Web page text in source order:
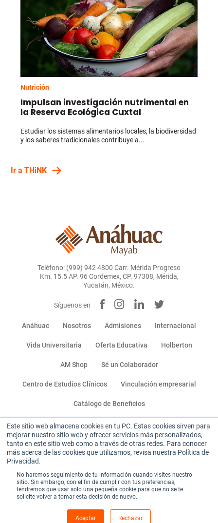
Este sitio web almacena cookies en tu PC. Estas cookies sirven para
mejorar nuestro sitio web y ofrecer servicios más personalizados,
tanto en este sitio web como a través de otras redes. Para conocer
más acerca de las cookies que utilizamos, revisa nuestra Política de
Privacidad.
No haremos seguimiento de tu información cuando visites nuestro
sitio. Sin embargo, con el fin de cumplir con tus preferencias,
tendremos que usar solo una pequeña cookie para que no se te
solicite volver a tomar esta decisión de nuevo.
Aceptar Rechazar
Nutrición
Impulsan investigación nutrimental en
la Reserva Ecológica Cuxtal
Estudiar los sistemas alimentarios locales, la biodiversidad
y los saberes tradicionales contribuye a...
Ir a THiNK
Teléfono: (999) 942 4800 Carr. Mérida Progreso
Km. 15.5 AP. 96 Cordemex, CP. 97308, Mérida,
Yucatán, México.
Síguenos en
Anáhuac Nosotros Admisiones Internacional
Vida Universitaria Oferta Educativa Holberton
AM Shop Sé un Colaborador
Centro de Estudios Clínicos Vinculación empresarial
Catálogo de Beneficios
Miembro de:
Sitio institucional | Aviso de privacidad
Términos y condiciones de uso